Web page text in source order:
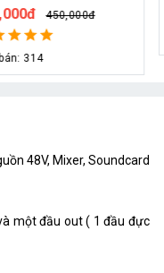
450,000đ
314
48V, Mixer, Soundcard
một đầu out ( 1 đầu đực